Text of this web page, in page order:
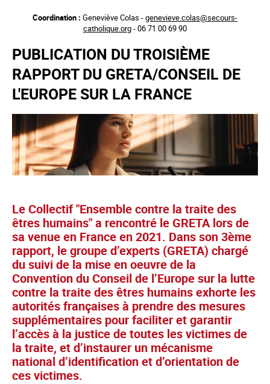
principal
Coordination : Geneviève Colas -genevieve.colas@secours-
catholique.org- 06 71 00 69 90
PUBLICATION DU TROISIÈME
RAPPORT DU GRETA/CONSEIL DE
L'EUROPE SUR LA FRANCE
Le Collectif "Ensemble contre la traite des
êtres humains" a rencontré le GRETA lors de
sa venue en France en 2021. Dans son 3ème
rapport, le groupe d’experts (GRETA) chargé
du suivi de la mise en oeuvre de la
Convention du Conseil de l’Europe sur la lutte
contre la traite des êtres humains exhorte les
autorités françaises à prendre des mesures
supplémentaires pour faciliter et garantir
l’accès à la justice de toutes les victimes de
la traite, et d’instaurer un mécanisme
national d’identification et d’orientation de
ces victimes.